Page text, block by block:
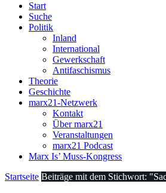
Start
Suche
Politik
Inland
International
Gewerkschaft
Antifaschismus
Theorie
Geschichte
marx21-Netzwerk
Kontakt
Über marx21
Veranstaltungen
marx21 Podcast
Marx Is’ Muss-Kongress
Startseite Beiträge mit dem Stichwort: